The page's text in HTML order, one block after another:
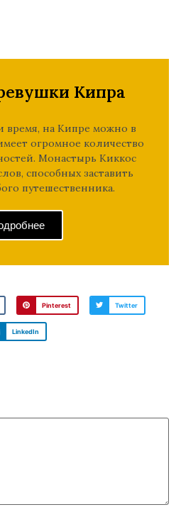
Кипра​
время, на Кипре можно в
огромное количество
Монастырь Киккос
способных заставить
путешественника.
Pinterest Twitter
LinkedIn